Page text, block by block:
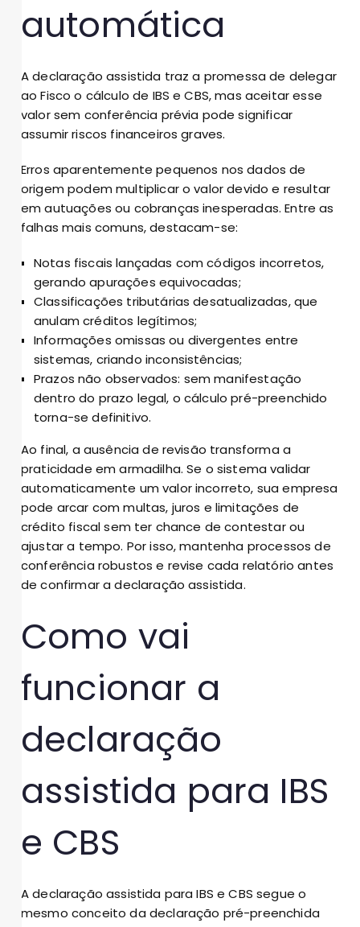
automática
A declaração assistida traz a promessa de delegar
ao Fisco o cálculo de IBS e CBS, mas aceitar esse
valor sem conferência prévia pode significar
assumir riscos financeiros graves.
Erros aparentemente pequenos nos dados de
origem podem multiplicar o valor devido e resultar
em autuações ou cobranças inesperadas. Entre as
falhas mais comuns, destacam-se:
Notas fiscais lançadas com códigos incorretos,
gerando apurações equivocadas;
Classificações tributárias desatualizadas, que
anulam créditos legítimos;
Informações omissas ou divergentes entre
sistemas, criando inconsistências;
Prazos não observados: sem manifestação
dentro do prazo legal, o cálculo pré-preenchido
torna-se definitivo.
Ao final, a ausência de revisão transforma a
praticidade em armadilha. Se o sistema validar
automaticamente um valor incorreto, sua empresa
pode arcar com multas, juros e limitações de
crédito fiscal sem ter chance de contestar ou
ajustar a tempo. Por isso, mantenha processos de
conferência robustos e revise cada relatório antes
de confirmar a declaração assistida.
Como vai
funcionar a
declaração
assistida para IBS
e CBS
A declaração assistida para IBS e CBS segue o
mesmo conceito da declaração pré-preenchida